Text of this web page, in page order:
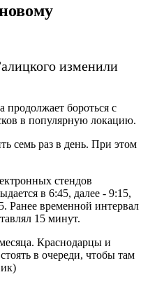
изменили
продолжает бороться с
в популярную локацию.
семь раз в день. При этом
стендов
в 6:45, далее - 9:15,
Ранее временной интервал
15 минут.
Краснодарцы и
в очереди, чтобы там